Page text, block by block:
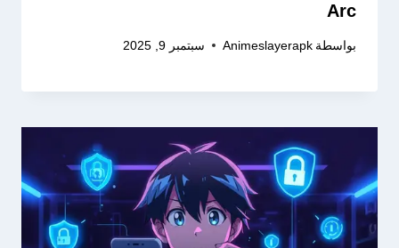
Arc
بواسطة Animeslayerapk سبتمبر 9, 2025